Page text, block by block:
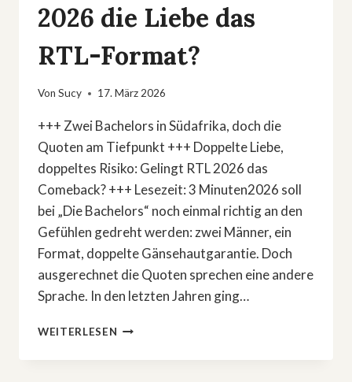
2026 die Liebe das
RTL-Format?
Von Sucy 17. März 2026
+++ Zwei Bachelors in Südafrika, doch die
Quoten am Tiefpunkt +++ Doppelte Liebe,
doppeltes Risiko: Gelingt RTL 2026 das
Comeback? +++ Lesezeit: 3 Minuten2026 soll
bei „Die Bachelors“ noch einmal richtig an den
Gefühlen gedreht werden: zwei Männer, ein
Format, doppelte Gänsehautgarantie. Doch
ausgerechnet die Quoten sprechen eine andere
Sprache. In den letzten Jahren ging…
WEITERLESEN ZWEI
HISTORISCHE